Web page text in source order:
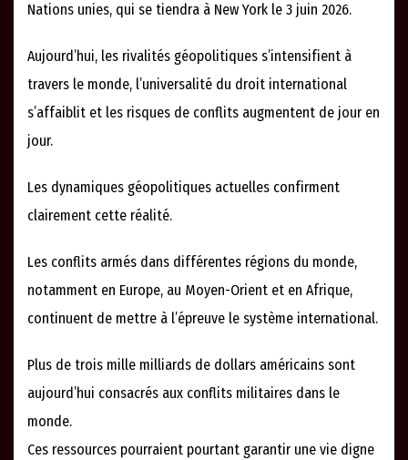
Nations unies, qui se tiendra à New York le 3 juin 2026.
Aujourd’hui, les rivalités géopolitiques s’intensifient à
travers le monde, l’universalité du droit international
s’affaiblit et les risques de conflits augmentent de jour en
jour.
Les dynamiques géopolitiques actuelles confirment
clairement cette réalité.
Les conflits armés dans différentes régions du monde,
notamment en Europe, au Moyen-Orient et en Afrique,
continuent de mettre à l’épreuve le système international.
Plus de trois mille milliards de dollars américains sont
aujourd’hui consacrés aux conflits militaires dans le
monde.
Ces ressources pourraient pourtant garantir une vie digne